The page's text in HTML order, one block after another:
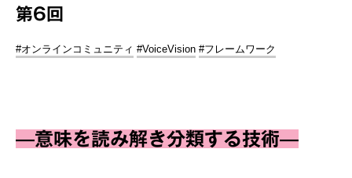
第6回
#オンラインコミュニティ #VoiceVision #フレームワーク
—意味を読み解き分類する技術—